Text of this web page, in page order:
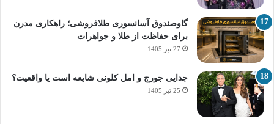
گاوصندوق آسانسوری طلافروشی؛ راهکاری مدرن
برای حفاظت از طلا و جواهرات
27 تیر 1405
جدایی جورج و امل کلونی شایعه است یا واقعیت؟
25 تیر 1405